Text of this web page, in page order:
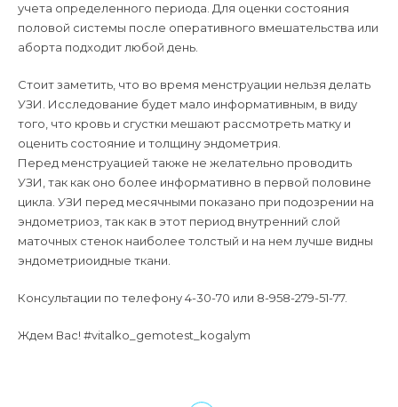
учета определенного периода. Для оценки состояния
половой системы после оперативного вмешательства или
аборта подходит любой день.
Стоит заметить, что во время менструации нельзя делать
УЗИ. Исследование будет мало информативным, в виду
того, что кровь и сгустки мешают рассмотреть матку и
оценить состояние и толщину эндометрия.
Перед менструацией также не желательно проводить
УЗИ, так как оно более информативно в первой половине
цикла. УЗИ перед месячными показано при подозрении на
эндометриоз, так как в этот период внутренний слой
маточных стенок наиболее толстый и на нем лучше видны
эндометриоидные ткани.
Консультации по телефону 4-30-70 или 8-958-279-51-77.
Ждем Вас! #vitalko_gemotest_kogalym